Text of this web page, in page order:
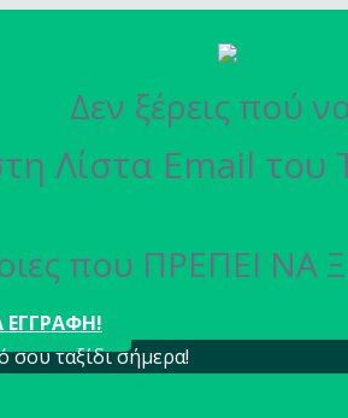
Δεν ξέρεις πού
Λίστα Email
που ΠΡΕΠΕΙ ΝΑ
ΕΓΓΡΑΦΗ!
σου ταξίδι σήμερα!